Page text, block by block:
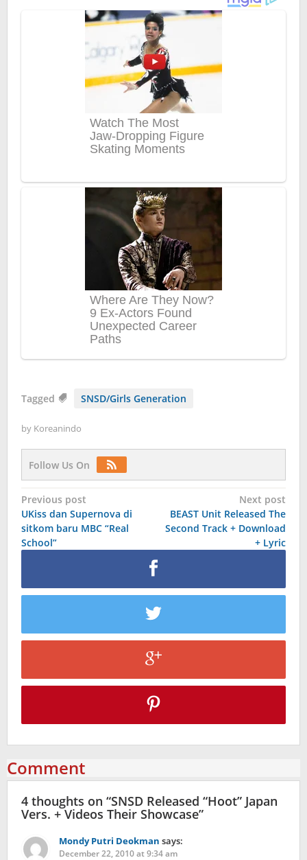
Tagged SNSD/Girls Generation
by Koreanindo
Follow Us On
Post
navigation
Previous post
UKiss dan Supernova di
sitkom baru MBC “Real
School”
Next post
BEAST Unit Released The
Second Track + Download
+ Lyric
Comment
4 thoughts on “SNSD Released “Hoot” Japan
Vers. + Videos Their Showcase”
Mondy Putri Deokman says:
December 22, 2010 at 9:34 am